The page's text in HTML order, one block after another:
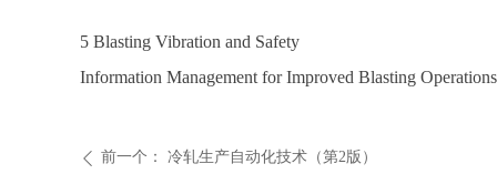
ꄴ 前一个： 冷轧生产自动化技术（第2版）
5 Blasting Vibration and Safety
Information Management for Improved Blasting